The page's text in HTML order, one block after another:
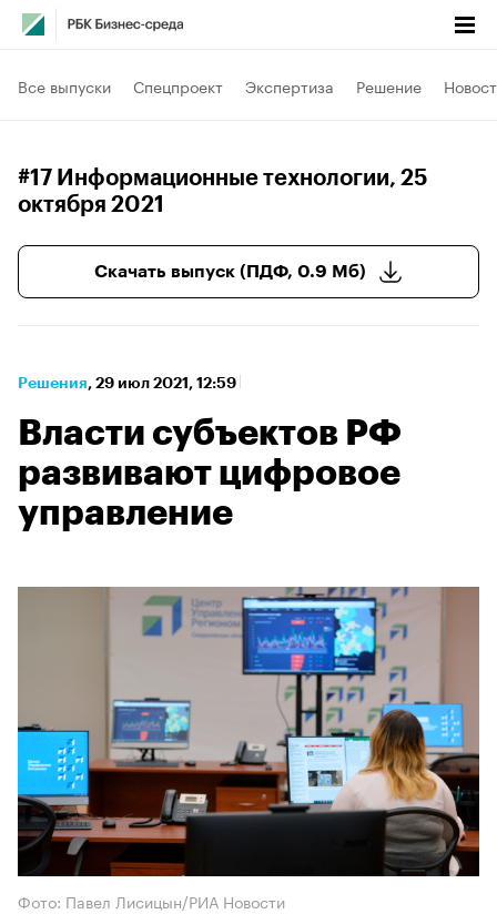
Все выпуски Спецпроект Экспертиза Решение
#17 Информационные технологии, 25
октября 2021
Скачать выпуск (ПДФ, 0.9 Мб)
Решения⁠, 29 июл 2021, 12:59
Власти субъектов РФ
развивают цифровое
управление
Фото: Павел Лисицын/РИА Новости